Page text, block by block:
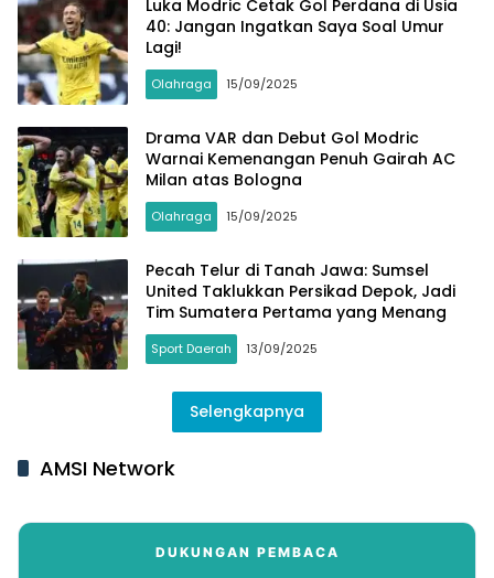
Luka Modric Cetak Gol Perdana di Usia
40: Jangan Ingatkan Saya Soal Umur
Lagi!
Olahraga 15/09/2025
Drama VAR dan Debut Gol Modric
Warnai Kemenangan Penuh Gairah AC
Milan atas Bologna
Olahraga 15/09/2025
Pecah Telur di Tanah Jawa: Sumsel
United Taklukkan Persikad Depok, Jadi
Tim Sumatera Pertama yang Menang
Sport Daerah 13/09/2025
Selengkapnya
AMSI Network
DUKUNGAN PEMBACA